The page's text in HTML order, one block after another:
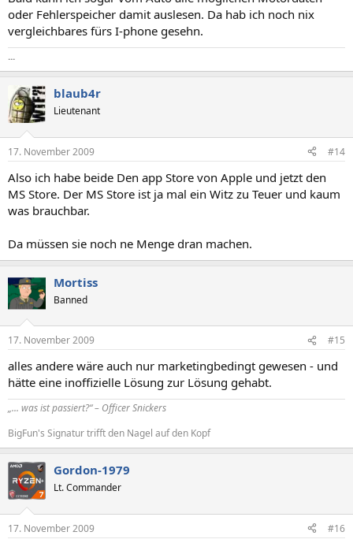
oder Fehlerspeicher damit auslesen. Da hab ich noch nix
vergleichbares fürs I-phone gesehn.
...
blaub4r
Lieutenant
17. November 2009 #14
Also ich habe beide Den app Store von Apple und jetzt den
MS Store. Der MS Store ist ja mal ein Witz zu Teuer und kaum
was brauchbar.
Da müssen sie noch ne Menge dran machen.
Mortiss
Banned
17. November 2009 #15
alles andere wäre auch nur marketingbedingt gewesen - und
hätte eine inoffizielle Lösung zur Lösung gehabt.
„... was ist passiert?“ – Officer Snickers
BigFun's Signatur trifft den Nagel auf den Kopf
Gordon-1979
Lt. Commander
17. November 2009 #16